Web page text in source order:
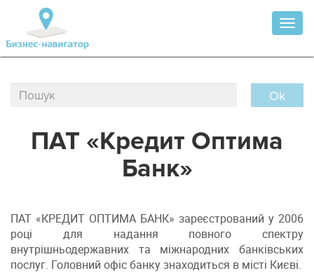
Ok
ПАТ «Кредит Оптима
Банк»
ПАТ «КРЕДИТ ОПТИМА БАНК» зареєстрований у 2006
році для надання повного спектру
внутрішньодержавних та міжнародних банківських
послуг. Головний офіс банку знаходиться в місті Києві.